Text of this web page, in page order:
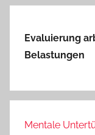
Evaluierung
Belastungen
Mentale